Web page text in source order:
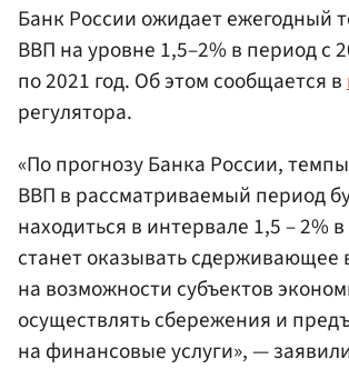
Банк России ожидает ежегодный
ВВП на уровне 1,5–2% в период с
по 2021 год. Об этом сообщается в
регулятора.
«По прогнозу Банка России,
ВВП в рассматриваемый период
находиться в интервале 1,5 – 2% в
станет оказывать сдерживающее
на возможности субъектов
осуществлять сбережения и
на финансовые услуги», —